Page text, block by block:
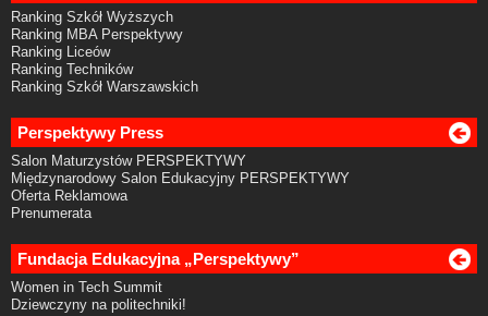
Ranking Szkół Wyższych
Ranking MBA Perspektywy
Ranking Liceów
Ranking Techników
Ranking Szkół Warszawskich
Perspektywy Press
Salon Maturzystów PERSPEKTYWY
Międzynarodowy Salon Edukacyjny PERSPEKTYWY
Oferta Reklamowa
Prenumerata
Fundacja Edukacyjna „Perspektywy”
Women in Tech Summit
Dziewczyny na politechniki!